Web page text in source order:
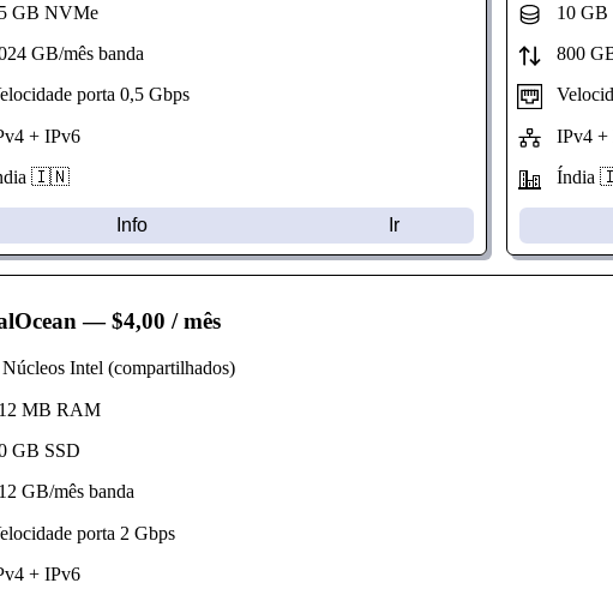
NVMe
GB/mês banda
porta 0,5 Gbps
+ IPv6
🇮🇳
Info Ir
10 GB
800
IPv4 +
Índia
— $4,00 / mês
Intel (compartilhados)
MB RAM
SSD
GB/mês banda
porta 2 Gbps
+ IPv6